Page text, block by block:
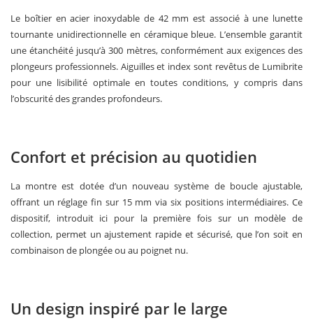
Le boîtier en acier inoxydable de 42 mm est associé à une lunette
tournante unidirectionnelle en céramique bleue. L’ensemble garantit
une étanchéité jusqu’à 300 mètres, conformément aux exigences des
plongeurs professionnels. Aiguilles et index sont revêtus de Lumibrite
pour une lisibilité optimale en toutes conditions, y compris dans
l’obscurité des grandes profondeurs.
Confort et précision au quotidien
La montre est dotée d’un nouveau système de boucle ajustable,
offrant un réglage fin sur 15 mm via six positions intermédiaires. Ce
dispositif, introduit ici pour la première fois sur un modèle de
collection, permet un ajustement rapide et sécurisé, que l’on soit en
combinaison de plongée ou au poignet nu.
Un design inspiré par le large